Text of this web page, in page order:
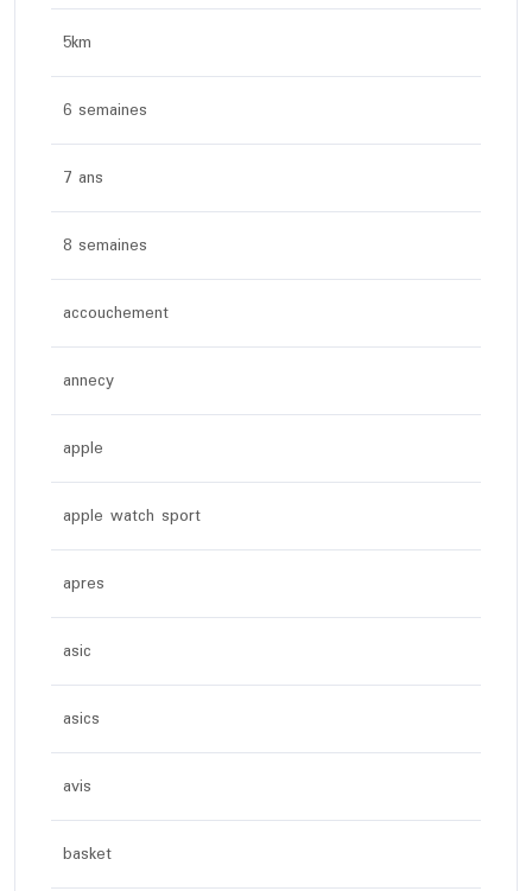
5km
6 semaines
7 ans
8 semaines
accouchement
annecy
apple
apple watch sport
apres
asic
asics
avis
basket